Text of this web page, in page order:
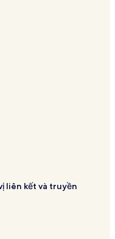
liên kết và truyền